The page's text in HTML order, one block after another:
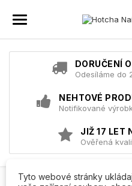
DORUČENÍ
Odesíláme do
NEHTOVÉ
Notifikované
JIŽ 17 LET
Ověřená
Domů Sady na nehty Sady na
Tyto webové stránky